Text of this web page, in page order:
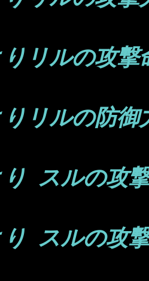
リルの攻
リルの防
スルの攻
スルの攻